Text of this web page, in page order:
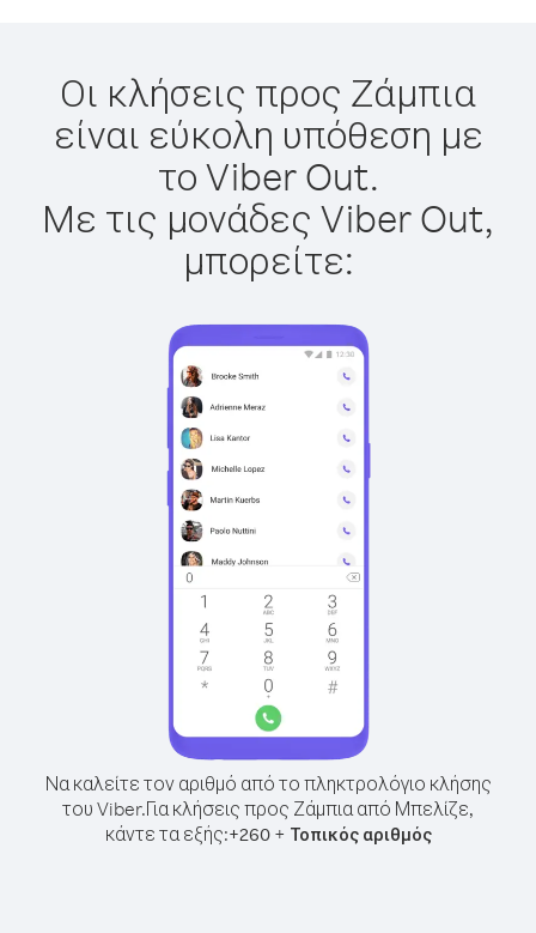
Οι κλήσεις προς Ζάμπια
είναι εύκολη υπόθεση με
το Viber Out.
Με τις μονάδες Viber Out,
μπορείτε:
Να καλείτε τον αριθμό από το πληκτρολόγιο κλήσης
του Viber.Για κλήσεις προς Ζάμπια από Μπελίζε,
κάντε τα εξής:+260+ Τοπικός αριθμός